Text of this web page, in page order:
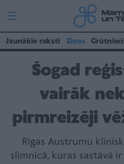
Jaunākie raksti Ziņas
Šogad
vairāk
pirmreizēji
Rīgas Austrumu
slimnīcā, kuras sastāvā